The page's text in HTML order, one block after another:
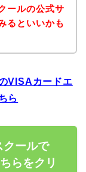
ールの公式サ
るといいかも
VISAカードエ
ら
クールで
らをクリ